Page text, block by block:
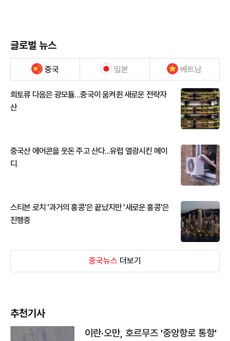
글로벌 뉴스
중국 일본 베트남
희토류 다음은 광모듈…중국이 움켜쥔 새로운 전략자
산
중국산 에어콘을 웃돈 주고 산다...유럽 열광시킨 메이
디
스티븐 로치 '과거의 홍콩'은 끝났지만 '새로운 홍콩'은
진행중
중국뉴스 더보기
추천기사
이란·오만, 호르무즈 '중앙항로 통항'